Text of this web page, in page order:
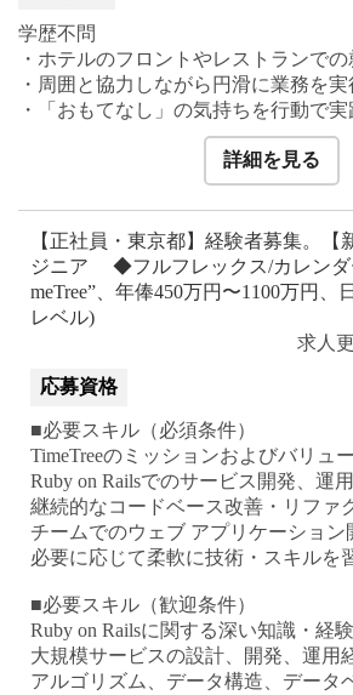
学歴不問
・ホテルのフロントやレストランで
・周囲と協力しながら円滑に業務を
詳細を見る
【正社員・東京都】経験者募集。【
ジニア ◆フルフレックス/カレンダ
meTree”、年俸450万円〜1100万円、
レベル)
求人
応募資格
■必要スキル（必須条件）
TimeTreeのミッションおよびバリュ
Ruby on Railsでのサービス開発、運
継続的なコードベース改善・リファ
チームでのウェブ アプリケーション
必要に応じて柔軟に技術・スキルを
■必要スキル（歓迎条件）
Ruby on Railsに関する深い知識・経験
大規模サービスの設計、開発、運用
アルゴリズム、データ構造、データ